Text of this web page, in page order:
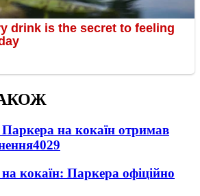
на кокаїн отримав
4029
кокаїн: Паркера офіційно